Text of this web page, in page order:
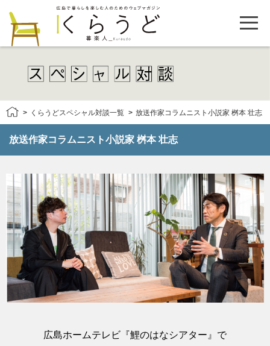
くらうどスペシャル対談一覧 放送作家コラムニスト小説家 桝本 壮志
放送作家コラムニスト小説家 桝本 壮志
広島ホームテレビ『鯉のはなシアター』で